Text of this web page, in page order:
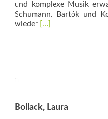
und komplexe Musik
Schumann, Bartók und
wieder Read
[…]
Bollack, Laura